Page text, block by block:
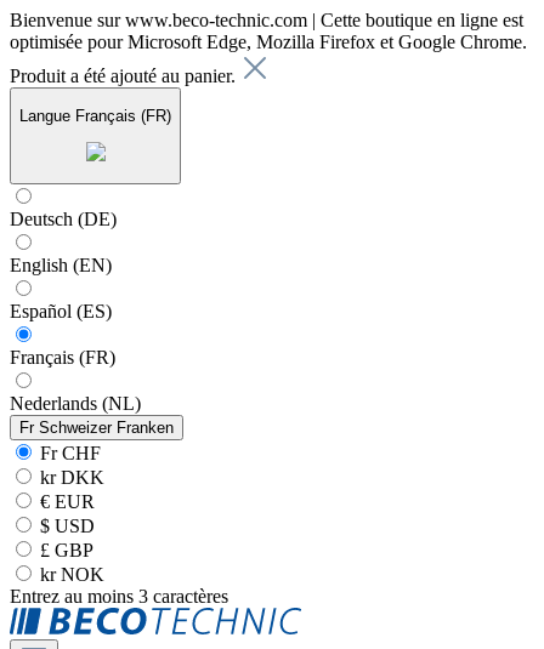
Bienvenue sur www.beco-technic.com | Cette boutique en ligne est
optimisée pour Microsoft Edge, Mozilla Firefox et Google Chrome.
Produit a été ajouté au panier.
Langue Français (FR)
Deutsch (DE)
English (EN)
Español (ES)
Français (FR)
Nederlands (NL)
Fr Schweizer Franken
Fr CHF
kr DKK
€ EUR
$ USD
£ GBP
kr NOK
Entrez au moins 3 caractères